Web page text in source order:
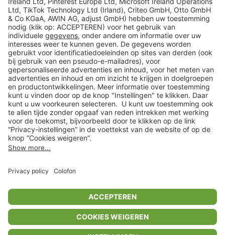
In winkelwagentje voor
Veilig winkelen
Klantenservice
Shop
Acties
limango.de limango.pl
** Alle prijsopgaven zijn inclusief belasting en exclusief verzendkosten